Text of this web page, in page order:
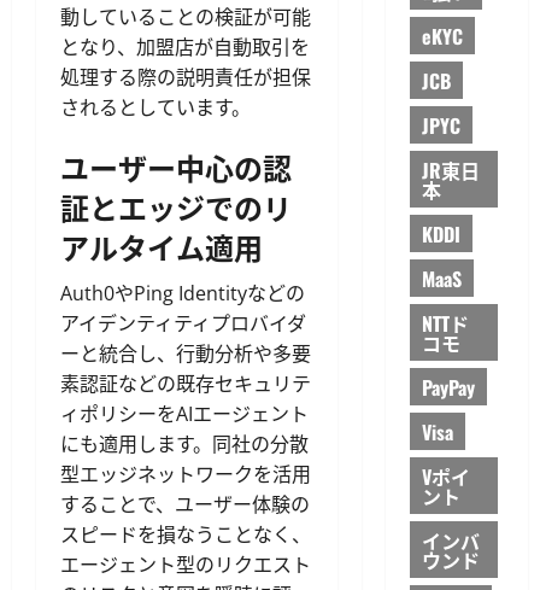
動していることの検証が可能
となり、加盟店が自動取引を
処理する際の説明責任が担保
されるとしています。
ユーザー中心の認
証とエッジでのリ
アルタイム適用
Auth0やPing Identityなどの
アイデンティティプロバイダ
ーと統合し、行動分析や多要
素認証などの既存セキュリテ
ィポリシーをAIエージェント
にも適用します。同社の分散
型エッジネットワークを活用
することで、ユーザー体験の
スピードを損なうことなく、
エージェント型のリクエスト
eKYC
JCB
JPYC
JR東日
本
KDDI
MaaS
NTTド
コモ
PayPay
Visa
Vポイ
ント
インバ
ウンド